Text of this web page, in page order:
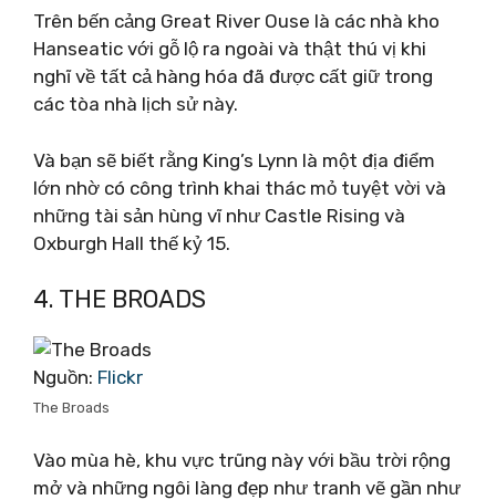
Trên bến cảng Great River Ouse là các nhà kho
Hanseatic với gỗ lộ ra ngoài và thật thú vị khi
nghĩ về tất cả hàng hóa đã được cất giữ trong
các tòa nhà lịch sử này.
Và bạn sẽ biết rằng King’s Lynn là một địa điểm
lớn nhờ có công trình khai thác mỏ tuyệt vời và
những tài sản hùng vĩ như Castle Rising và
Oxburgh Hall thế kỷ 15.
4. THE BROADS
Nguồn: Flickr
The Broads
Vào mùa hè, khu vực trũng này với bầu trời rộng
mở và những ngôi làng đẹp như tranh vẽ gần như